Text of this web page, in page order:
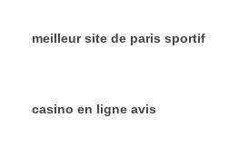
meilleur site de paris sportif
casino en ligne avis